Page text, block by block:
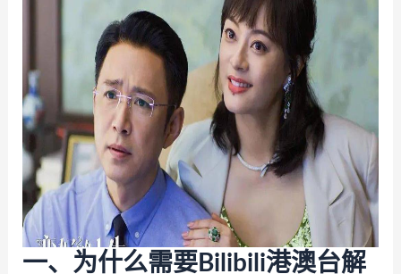
一、为什么需要Bilibili港澳台解